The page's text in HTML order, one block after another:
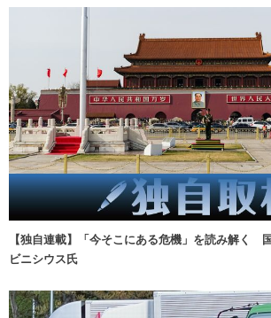
【独自連載】「今そこにある危機」を読み解く
ビニシウス氏